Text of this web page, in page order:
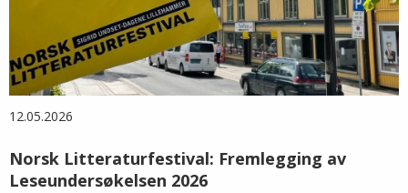
12.05.2026
Norsk Litteraturfestival: Fremlegging av
Leseundersøkelsen 2026